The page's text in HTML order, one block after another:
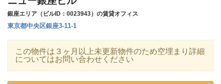
銀座エリア（ビルID：0023943）の賃貸オフィス
東京都中央区銀座3-11-1
この物件は３ヶ月以上未更新物件のため空埋まり詳細
についてはお問い合わせください